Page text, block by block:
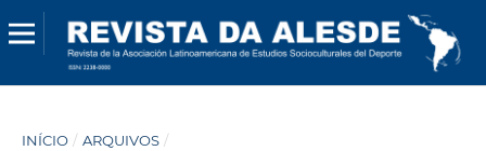
INÍCIO / ARQUIVOS /